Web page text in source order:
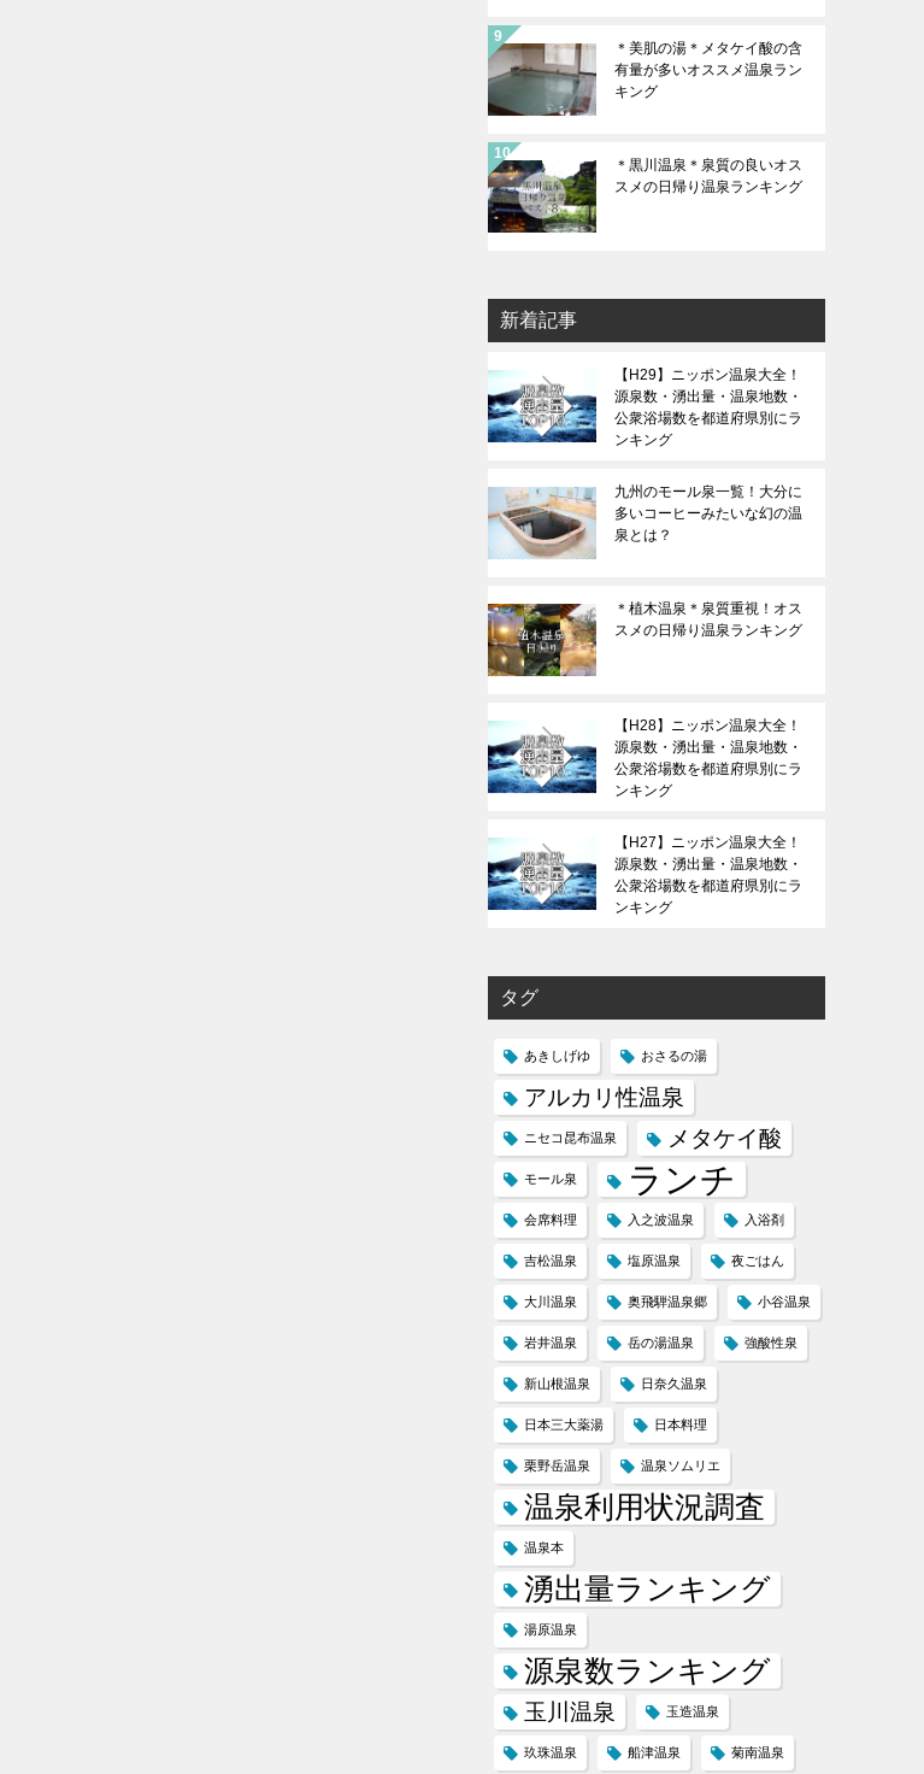
＊美肌の湯＊メタケイ酸の含
有量が多いオススメ温泉ラン
キング
＊黒川温泉＊泉質の良いオス
スメの日帰り温泉ランキング
新着記事
【H29】ニッポン温泉大全！
源泉数・湧出量・温泉地数・
公衆浴場数を都道府県別にラ
ンキング
九州のモール泉一覧！大分に
多いコーヒーみたいな幻の温
泉とは？
＊植木温泉＊泉質重視！オス
スメの日帰り温泉ランキング
【H28】ニッポン温泉大全！
源泉数・湧出量・温泉地数・
公衆浴場数を都道府県別にラ
ンキング
【H27】ニッポン温泉大全！
源泉数・湧出量・温泉地数・
公衆浴場数を都道府県別にラ
ンキング
タグ
あきしげゆ おさるの湯
アルカリ性温泉
ニセコ昆布温泉 メタケイ酸
モール泉 ランチ
会席料理 入之波温泉 入浴剤
吉松温泉 塩原温泉 夜ごはん
大川温泉 奥飛騨温泉郷 小谷温泉
岩井温泉 岳の湯温泉 強酸性泉
新山根温泉 日奈久温泉
日本三大薬湯 日本料理
栗野岳温泉 温泉ソムリエ
温泉利用状況調査
温泉本
湧出量ランキング
湯原温泉
源泉数ランキング
玉川温泉 玉造温泉
玖珠温泉 船津温泉 菊南温泉